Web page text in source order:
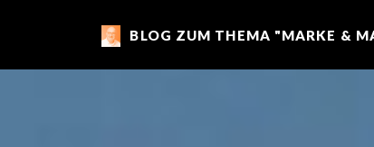
mBLOG ZUM THEMA "MARKE &